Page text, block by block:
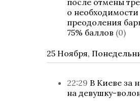
после отмены
о необходимости
преодоления
75% баллов (0)
25 Ноября,
22:29 В Киеве за
на девушку-